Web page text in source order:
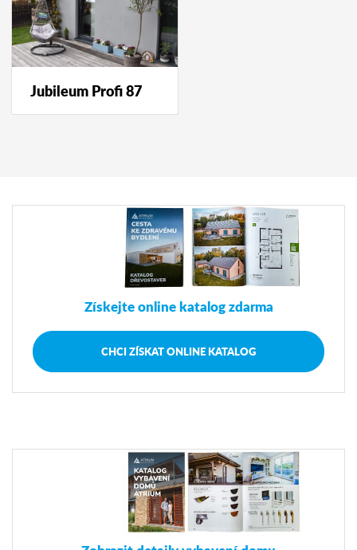
Jubileum Profi 87
Získejte online katalog zdarma
CHCI ZÍSKAT ONLINE KATALOG